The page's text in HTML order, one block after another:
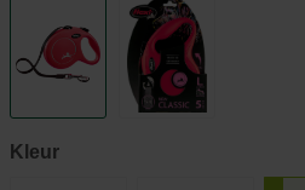
Kleur